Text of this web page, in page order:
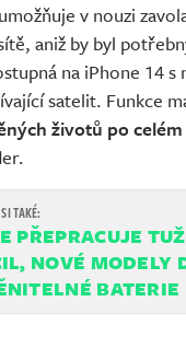
v nouzi
aniž by byl
na iPhone 14
satelit. Funkce
životů po
PŘEPRACUJE
NOVÉ MODELY
BATERIE